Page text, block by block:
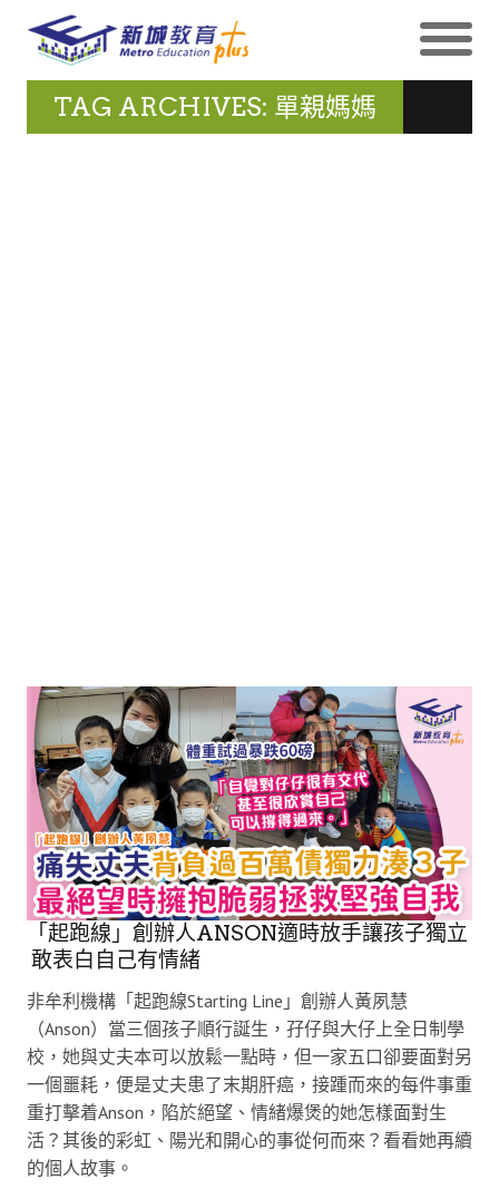
TAG ARCHIVES: 單親媽媽
「起跑線」創辦人ANSON適時放手讓孩子獨立
敢表白自己有情緒
非牟利機構「起跑線Starting Line」創辦人黃夙慧
（Anson）當三個孩子順行誕生，孖仔與大仔上全日制學
校，她與丈夫本可以放鬆一點時，但一家五口卻要面對另
一個噩耗，便是丈夫患了末期肝癌，接踵而來的每件事重
重打擊着Anson，陷於絕望、情緒爆煲的她怎樣面對生
活？其後的彩虹、陽光和開心的事從何而來？看看她再續
的個人故事。